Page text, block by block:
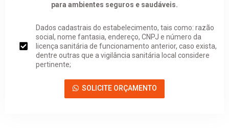
para ambientes seguros e saudáveis.
Dados cadastrais do estabelecimento, tais como: razão
social, nome fantasia, endereço, CNPJ e número da
licença sanitária de funcionamento anterior, caso exista,
dentre outras que a vigilância sanitária local considere
pertinente;
SOLICITE ORÇAMENTO